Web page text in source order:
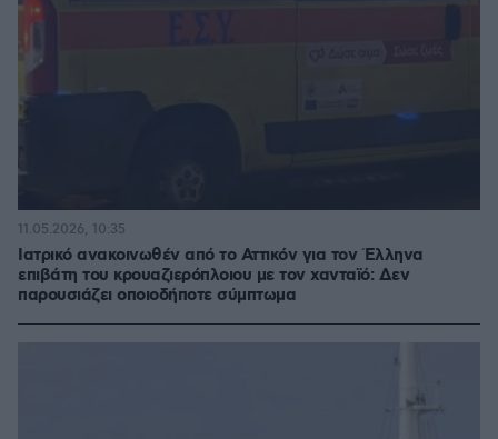
Ιατρικό ανακοινωθέν από το Αττικόν για τον Έλληνα
επιβάτη του κρουαζιερόπλοιου με τον χανταϊό: Δεν
παρουσιάζει οποιοδήποτε σύμπτωμα
11.05.2026, 10:35